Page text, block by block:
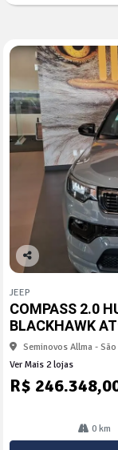
Co
arti
lhe
JEEP
COMPASS 2.0
BLACKHAWK
Seminovos Allma -
Ver Mais 2 lojas
R$
0 km